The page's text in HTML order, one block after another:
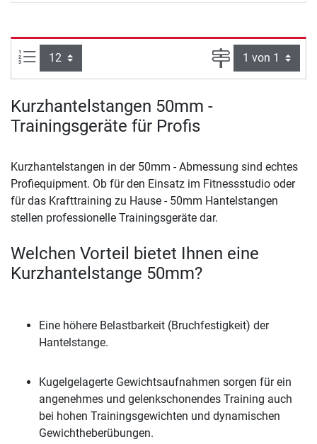
Artikel pro Seite: Seite
Kurzhantelstangen 50mm -
Trainingsgeräte für Profis
Kurzhantelstangen in der 50mm - Abmessung sind echtes
Profiequipment. Ob für den Einsatz im Fitnessstudio oder
für das Krafttraining zu Hause - 50mm Hantelstangen
stellen professionelle Trainingsgeräte dar.
Welchen Vorteil bietet Ihnen eine
Kurzhantelstange 50mm?
Eine höhere Belastbarkeit (Bruchfestigkeit) der
Hantelstange.
Kugelgelagerte Gewichtsaufnahmen sorgen für ein
angenehmes und gelenkschonendes Training auch
bei hohen Trainingsgewichten und dynamischen
Gewichtheberübungen.